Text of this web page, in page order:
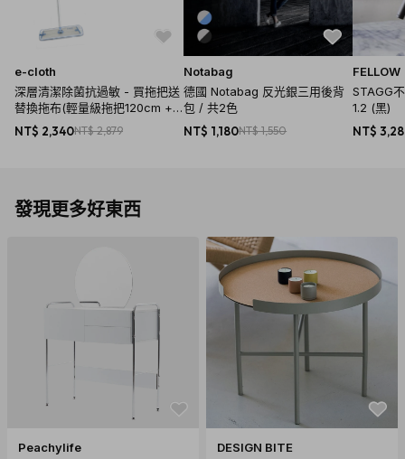
-送貨方式：由廠商透過郵局、宅配、貨運等方式送達。
e-cloth
深層清潔除菌抗過敏 - 買拖把送
替換拖布(輕量級拖把120cm +
專用替換拖布)
NT$ 2,340NT$ 2,879
Notabag
德國 Notabag 反光銀三用後背
包 / 共2色
NT$ 1,180NT$ 1,550
FELLOW
STAGG
1.2 (黑)
NT$
發現更多好東西
Peachylife
DESIGN BITE